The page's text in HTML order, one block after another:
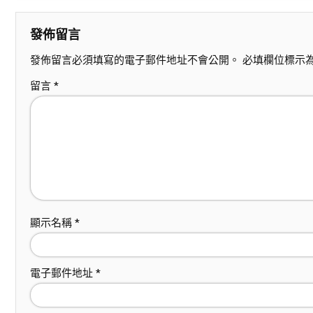
發佈留言
發佈留言必須填寫的電子郵件地址不會公開。 必填欄位標示
留言 *
顯示名稱 *
電子郵件地址 *